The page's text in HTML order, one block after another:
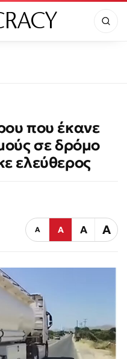
που έκανε
σε δρόμο
ελεύθερος
Α Α Α Α